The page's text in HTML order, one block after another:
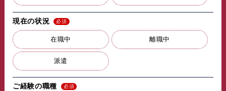
現在の状況
在職中 離職中
派遣
ご経験の職種